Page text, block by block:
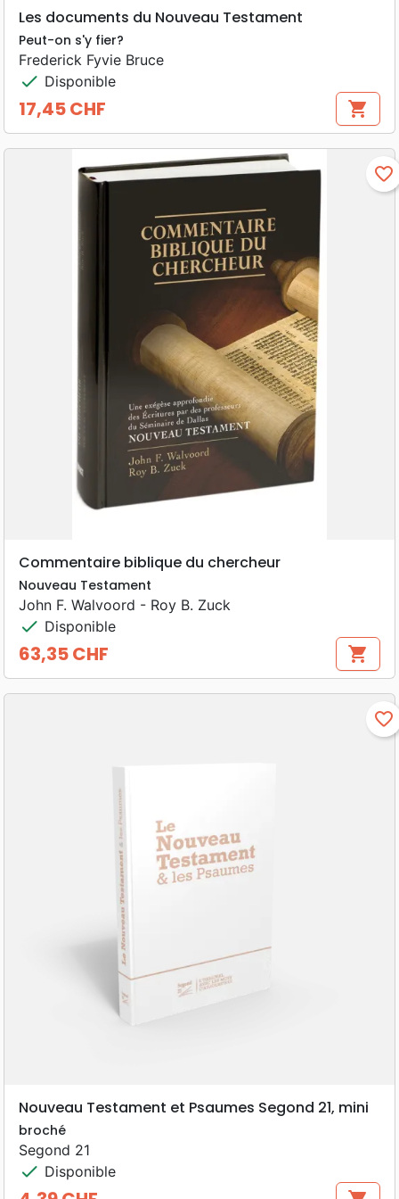
Les documents du Nouveau Testament
Peut-on s'y fier?
Frederick Fyvie Bruce
check Disponible
Prix
17,45 CHF shopping_cart
favorite_border
Commentaire biblique du chercheur
Nouveau Testament
John F. Walvoord - Roy B. Zuck
check Disponible
Prix
63,35 CHF shopping_cart
favorite_border
Nouveau Testament et Psaumes Segond 21, mini
broché
Segond 21
check Disponible